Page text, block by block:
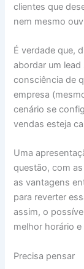
clientes que
nem mesmo
É verdade que,
abordar um
consciência de
empresa
cenário se
vendas esteja
Uma
questão, com
as vantagens
para reverter
assim, o
melhor horário
Precisa pensar